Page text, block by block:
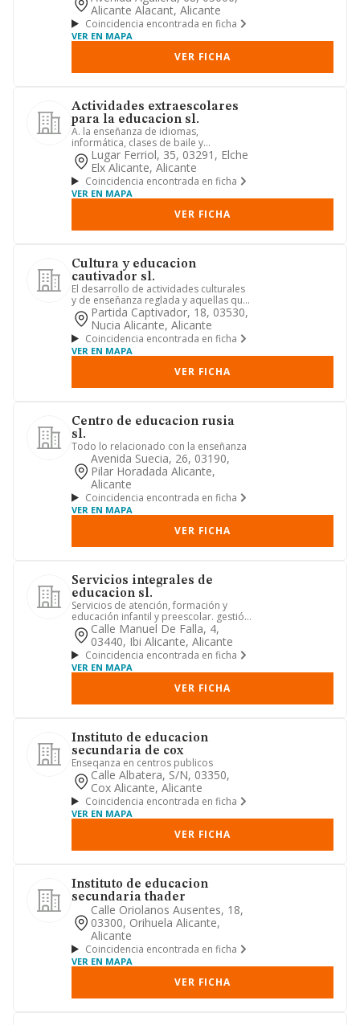
Alicante Alacant, Alicante
Coincidencia encontrada en ficha
VER EN MAPA
VER FICHA
Actividades extraescolares
para la educacion sl.
A. la enseñanza de idiomas,
informática, clases de baile y
actividades extraescolares en general,
a...
Lugar Ferriol, 35, 03291, Elche
Elx Alicante, Alicante
Coincidencia encontrada en ficha
VER EN MAPA
VER FICHA
Cultura y educacion
cautivador sl.
El desarrollo de actividades culturales
y de enseñanza reglada y aquellas que
sean complementarias ...
Partida Captivador, 18, 03530,
Nucia Alicante, Alicante
Coincidencia encontrada en ficha
VER EN MAPA
VER FICHA
Centro de educacion rusia
sl.
Todo lo relacionado con la enseñanza
Avenida Suecia, 26, 03190,
Pilar Horadada Alicante,
Alicante
Coincidencia encontrada en ficha
VER EN MAPA
VER FICHA
Servicios integrales de
educacion sl.
Servicios de atención, formación y
educación infantil y preescolar. gestión
de centros de guardería...
Calle Manuel De Falla, 4,
03440, Ibi Alicante, Alicante
Coincidencia encontrada en ficha
VER EN MAPA
VER FICHA
Instituto de educacion
secundaria de cox
Enseqanza en centros publicos
Calle Albatera, S/n, 03350,
Cox Alicante, Alicante
Coincidencia encontrada en ficha
VER EN MAPA
VER FICHA
Instituto de educacion
secundaria thader
Calle Oriolanos Ausentes, 18,
03300, Orihuela Alicante,
Alicante
Coincidencia encontrada en ficha
VER EN MAPA
VER FICHA